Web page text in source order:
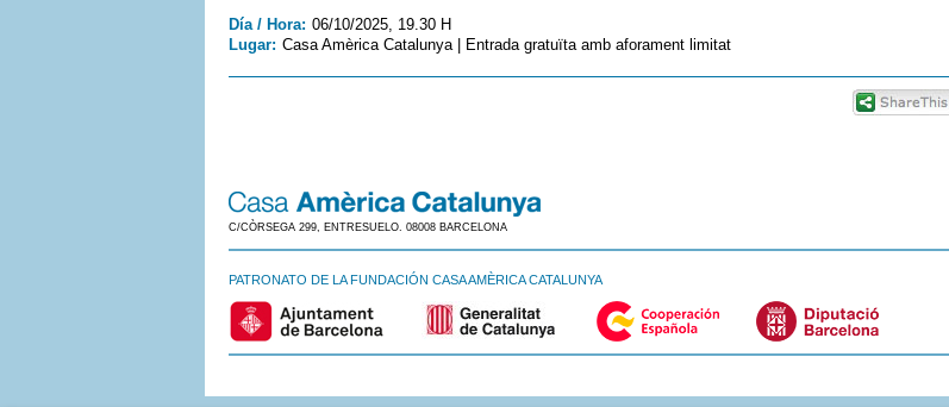
Día / Hora: 06/10/2025, 19.30 H
Lugar: Casa Amèrica Catalunya | Entrada gratuïta amb aforament limitat
C/CÒRSEGA 299, ENTRESUELO. 08008 BARCELONA
PATRONATO DE LA FUNDACIÓN CASA AMÈRICA CATALUNYA